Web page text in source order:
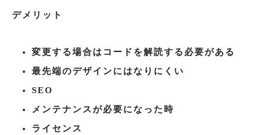
デメリット
変更する場合はコードを解読する必要がある
最先端のデザインにはなりにくい
SEO
メンテナンスが必要になった時
ライセンス